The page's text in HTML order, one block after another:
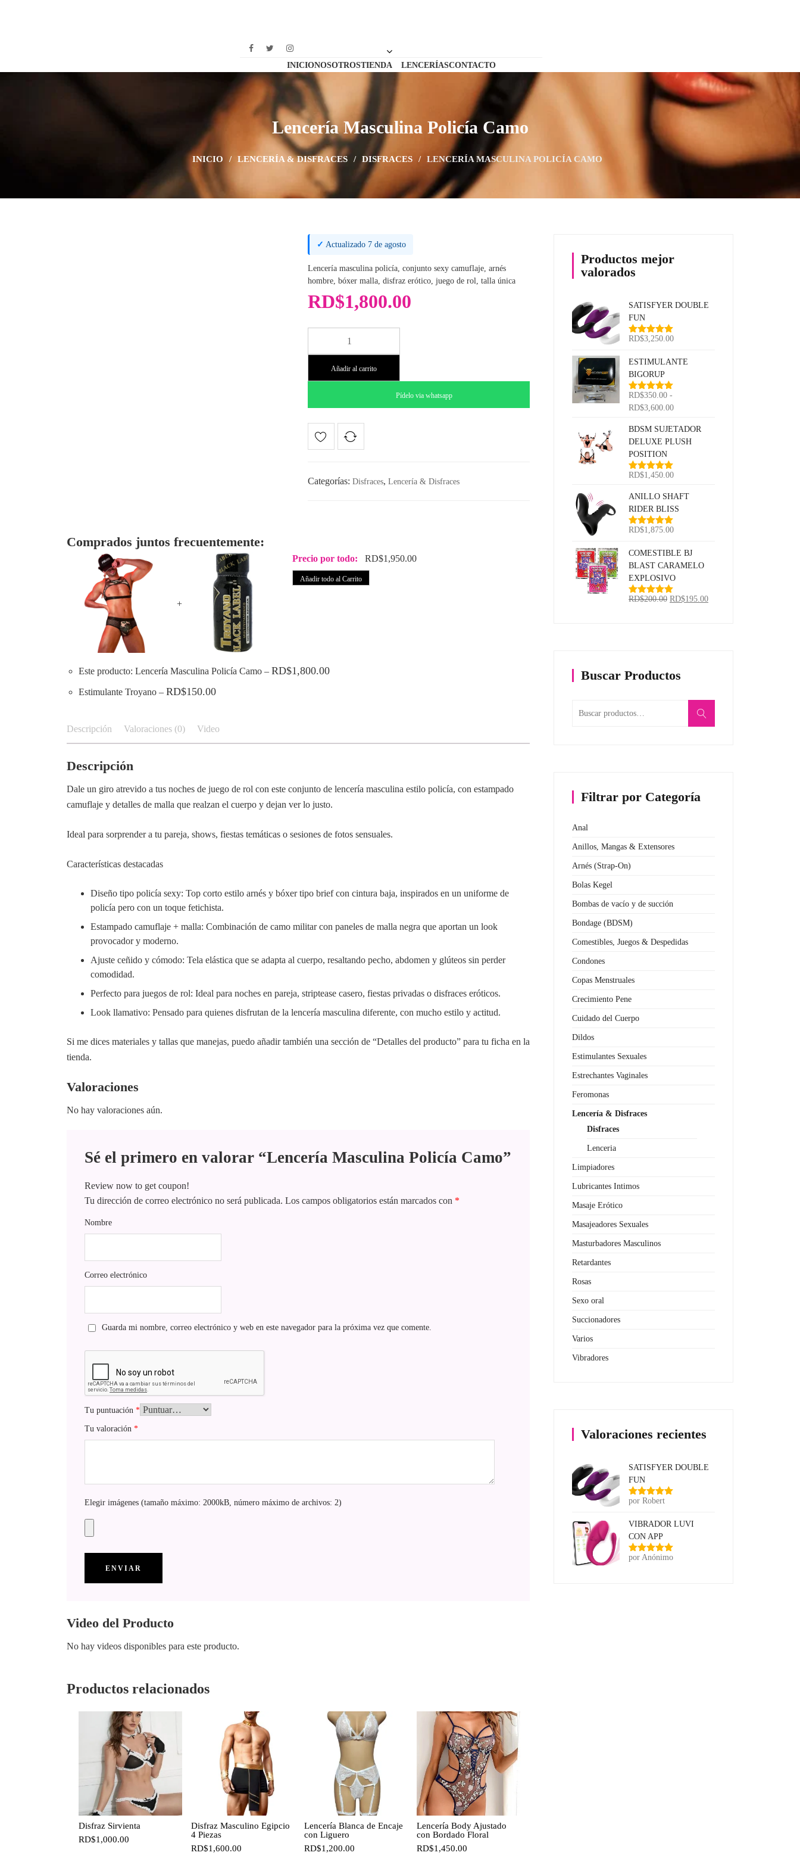
INICIONOSOTROSTIENDA LENCERÍASCONTACTO
Lencería Masculina Policía Camo
INICIO / LENCERÍA & DISFRACES / DISFRACES / LENCERÍA MASCULINA POLICÍA CAMO
✓ Actualizado 7 de agosto
Lencería masculina policía, conjunto sexy camuflaje, arnés
hombre, bóxer malla, disfraz erótico, juego de rol, talla única
RD$1,800.00
Añadir al carrito
Pídelo via whatsapp
Categorías: Disfraces, Lencería & Disfraces
Comprados juntos frecuentemente:
+
Precio por todo: RD$1,950.00
Añadir todo al Carrito
Este producto: Lencería Masculina Policía Camo – RD$1,800.00
Estimulante Troyano – RD$150.00
Descripción Valoraciones (0) Video
Descripción
Dale un giro atrevido a tus noches de juego de rol con este conjunto de lencería masculina estilo policía, con estampado
camuflaje y detalles de malla que realzan el cuerpo y dejan ver lo justo.
Ideal para sorprender a tu pareja, shows, fiestas temáticas o sesiones de fotos sensuales.
Características destacadas
Diseño tipo policía sexy: Top corto estilo arnés y bóxer tipo brief con cintura baja, inspirados en un uniforme de
policía pero con un toque fetichista.
Estampado camuflaje + malla: Combinación de camo militar con paneles de malla negra que aportan un look
provocador y moderno.
Ajuste ceñido y cómodo: Tela elástica que se adapta al cuerpo, resaltando pecho, abdomen y glúteos sin perder
comodidad.
Perfecto para juegos de rol: Ideal para noches en pareja, striptease casero, fiestas privadas o disfraces eróticos.
Look llamativo: Pensado para quienes disfrutan de la lencería masculina diferente, con mucho estilo y actitud.
Si me dices materiales y tallas que manejas, puedo añadir también una sección de “Detalles del producto” para tu ficha en la
tienda.
Valoraciones
No hay valoraciones aún.
Sé el primero en valorar “Lencería Masculina Policía Camo”
Review now to get coupon!
Tu dirección de correo electrónico no será publicada. Los campos obligatorios están marcados con *
Nombre
Correo electrónico
Guarda mi nombre, correo electrónico y web en este navegador para la próxima vez que comente.
Tu puntuación *
Tu valoración *
Elegir imágenes (tamaño máximo: 2000kB, número máximo de archivos: 2)
Video del Producto
No hay videos disponibles para este producto.
Productos relacionados
Disfraz Sirvienta
RD$1,000.00
Disfraz Masculino Egipcio
4 Piezas
RD$1,600.00
Lencería Blanca de Encaje
con Liguero
RD$1,200.00
Lencería Body Ajustado
con Bordado Floral
RD$1,450.00
Productos mejor
valorados
SATISFYER DOUBLE
FUN
Valorado
5
RD$3,250.00
ESTIMULANTE
BIGORUP
Valorado
con5.00de
RD$350.00 -
RD$3,600.00Rango
precios:
desde
BDSM SUJETADOR
DELUXE PLUSH
POSITION
Valorado
5
RD$1,450.00
ANILLO SHAFT
RIDER BLISS
Valorado
5
RD$1,875.00
COMESTIBLE BJ
BLAST CARAMELO
EXPLOSIVO
Valorado
RD$200.00 El
RD$195.00El
Buscar Productos
Filtrar por Categoría
Anal
Anillos, Mangas & Extensores
Arnés (Strap-On)
Bolas Kegel
Bombas de vacío y de succión
Bondage (BDSM)
Comestibles, Juegos & Despedidas
Condones
Copas Menstruales
Crecimiento Pene
Cuidado del Cuerpo
Dildos
Estimulantes Sexuales
Estrechantes Vaginales
Feromonas
Lencería & Disfraces
Disfraces
Lenceria
Limpiadores
Lubricantes Intimos
Masaje Erótico
Masajeadores Sexuales
Masturbadores Masculinos
Retardantes
Rosas
Sexo oral
Succionadores
Varios
Vibradores
Valoraciones recientes
SATISFYER DOUBLE
FUN
Valorado
por Robert
VIBRADOR LUVI
CON APP
Valorado
por Anónimo